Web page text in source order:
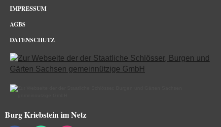
IMPRESSUM
AGBS
DATENSCHUTZ
Burg Kriebstein im Netz